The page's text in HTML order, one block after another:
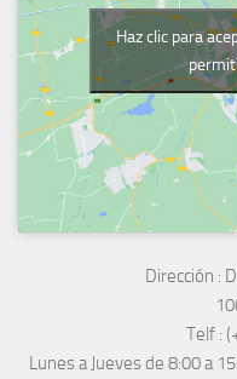
Haz clic para
Dirección :
Telf :
Lunes a Jueves de 8:00 a